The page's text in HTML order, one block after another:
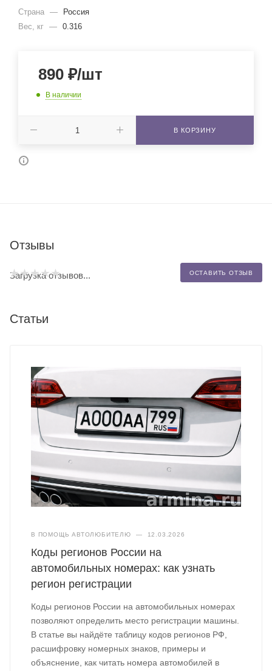
Страна —
Россия
Вес, кг — 0.316
890 ₽/шт
В наличии
В КОРЗИНУ
Отзывы
ОСТАВИТЬ ОТЗЫВ
Загрузка отзывов...
Статьи
В ПОМОЩЬ АВТОЛЮБИТЕЛЮ — 12.03.2026
Коды регионов России на
автомобильных номерах: как узнать
регион регистрации
Коды регионов России на автомобильных номерах
позволяют определить место регистрации машины.
В статье вы найдёте таблицу кодов регионов РФ,
расшифровку номерных знаков, примеры и
объяснение, как читать номера автомобилей в